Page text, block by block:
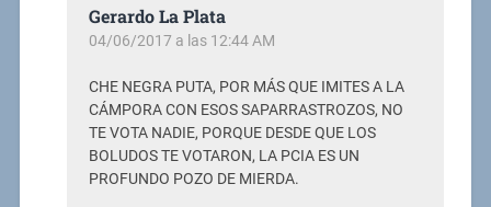
Gerardo La Plata
04/06/2017 a las 12:44 AM
CHE NEGRA PUTA, POR MÁS QUE IMITES A LA
CÁMPORA CON ESOS SAPARRASTROZOS, NO
TE VOTA NADIE, PORQUE DESDE QUE LOS
BOLUDOS TE VOTARON, LA PCIA ES UN
PROFUNDO POZO DE MIERDA.